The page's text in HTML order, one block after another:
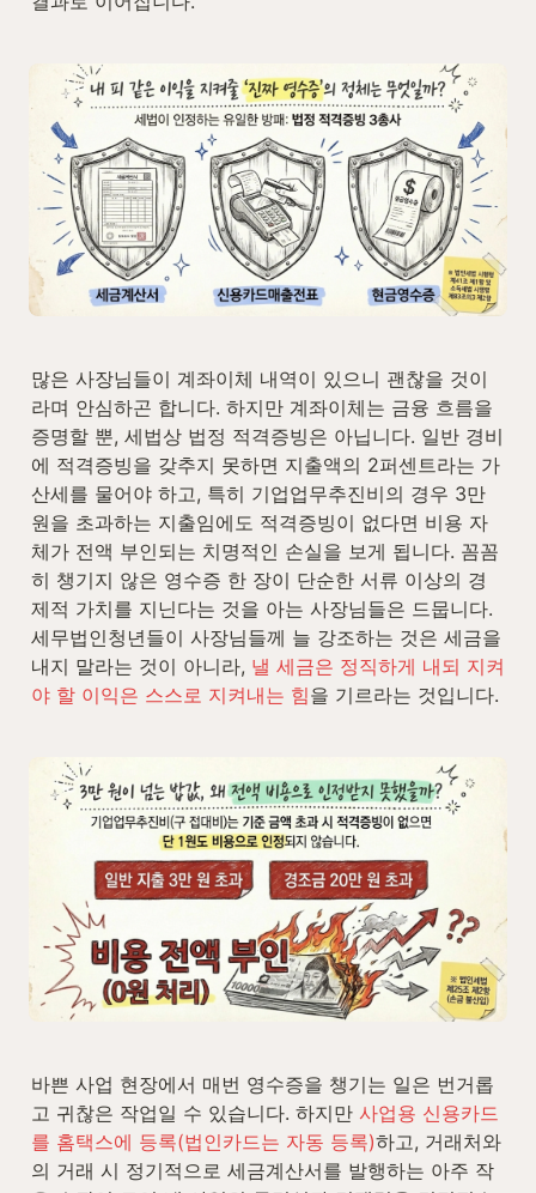
많은 사장님들이 계좌이체 내역이 있으니 괜찮을 것이
라며 안심하곤 합니다. 하지만 계좌이체는 금융 흐름을
증명할 뿐, 세법상 법정 적격증빙은 아닙니다. 일반 경비
에 적격증빙을 갖추지 못하면 지출액의 2퍼센트라는 가
산세를 물어야 하고, 특히 기업업무추진비의 경우 3만
원을 초과하는 지출임에도 적격증빙이 없다면 비용 자
체가 전액 부인되는 치명적인 손실을 보게 됩니다. 꼼꼼
히 챙기지 않은 영수증 한 장이 단순한 서류 이상의 경
제적 가치를 지닌다는 것을 아는 사장님들은 드뭅니다.
세무법인청년들이 사장님들께 늘 강조하는 것은 세금을
내지 말라는 것이 아니라, 낼 세금은 정직하게 내되 지켜
야 할 이익은 스스로 지켜내는 힘을 기르라는 것입니다.
바쁜 사업 현장에서 매번 영수증을 챙기는 일은 번거롭
고 귀찮은 작업일 수 있습니다. 하지만 사업용 신용카드
를 홈택스에 등록(법인카드는 자동 등록)하고, 거래처와
의 거래 시 정기적으로 세금계산서를 발행하는 아주 작